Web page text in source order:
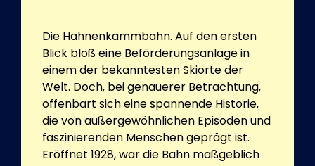
Die Hahnenkammbahn. Auf den ersten
Blick bloß eine Beförderungsanlage in
einem der bekanntesten Skiorte der
Welt. Doch, bei genauerer Betrachtung,
offenbart sich eine spannende Historie,
die von außergewöhnlichen Episoden und
faszinierenden Menschen geprägt ist.
Eröffnet 1928, war die Bahn maßgeblich